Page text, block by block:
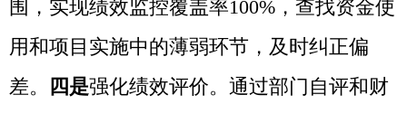
（四）加大专项监管，保障重点领域。
遵循项目支出绩效管理的基本要求，落实财
政直达资金“资金下达快、资金投向准、资金